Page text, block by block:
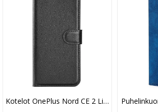
Kotelot OnePlus Nord CE 2 Lite 5G Klassinen